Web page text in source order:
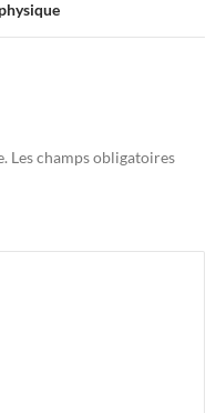
Les champs obligatoires